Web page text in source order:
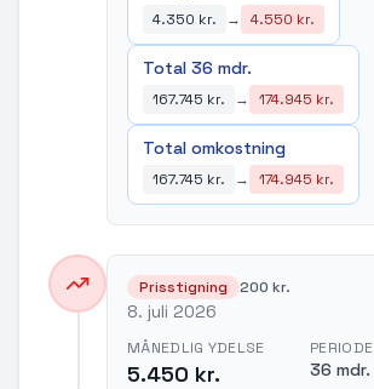
4.350 kr. → 4.550 kr.
Total 36 mdr.
167.745 kr. → 174.945 kr.
Total omkostning
167.745 kr. → 174.945 kr.
Prisstigning 200 kr.
8. juli 2026
MÅNEDLIG YDELSE
5.450 kr.
PERIODE
36 mdr.